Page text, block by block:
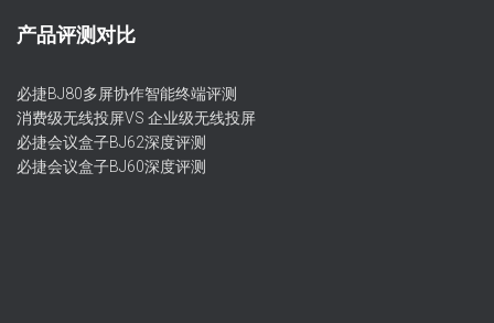
产品评测对比
必捷BJ80多屏协作智能终端评测
消费级无线投屏VS 企业级无线投屏
必捷会议盒子BJ62深度评测
必捷会议盒子BJ60深度评测